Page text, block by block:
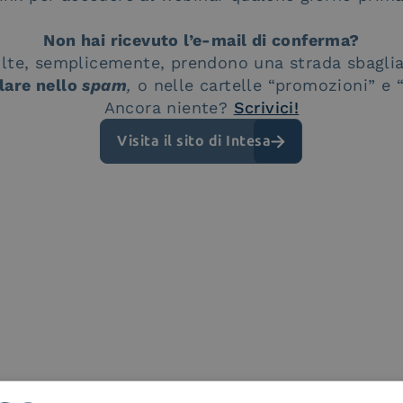
Non hai ricevuto l’e-mail di conferma?
semplicemente, prendono una strada
nellospam, o nelle cartelle “promozioni” e
Ancora niente? Scrivici!
Visita il sito di Intesa